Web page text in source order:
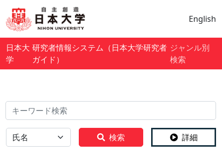
English
日本大
学
研究者情報システム（日本大学研究者
ガイド）
ジャンル別
検索
検索
全体 検索 詳細